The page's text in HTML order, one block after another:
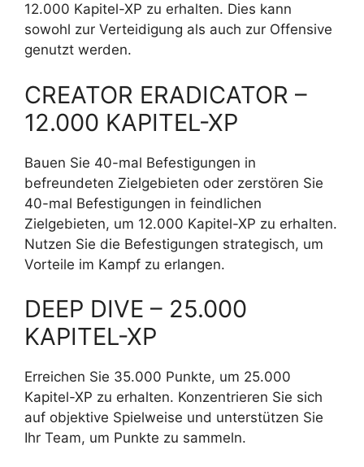
12.000 Kapitel-XP zu erhalten. Dies kann
sowohl zur Verteidigung als auch zur Offensive
genutzt werden.
CREATOR ERADICATOR –
12.000 KAPITEL-XP
Bauen Sie 40-mal Befestigungen in
befreundeten Zielgebieten oder zerstören Sie
40-mal Befestigungen in feindlichen
Zielgebieten, um 12.000 Kapitel-XP zu erhalten.
Nutzen Sie die Befestigungen strategisch, um
Vorteile im Kampf zu erlangen.
DEEP DIVE – 25.000
KAPITEL-XP
Erreichen Sie 35.000 Punkte, um 25.000
Kapitel-XP zu erhalten. Konzentrieren Sie sich
auf objektive Spielweise und unterstützen Sie
Ihr Team, um Punkte zu sammeln.